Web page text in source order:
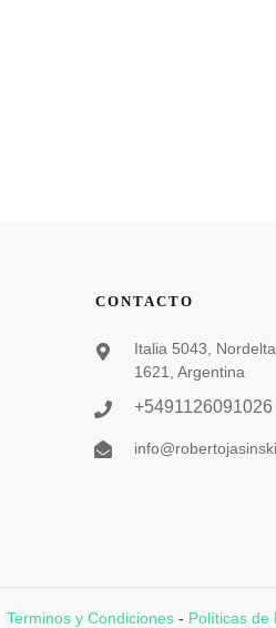
CONTACTO
Italia 5043,
1621, Argentina
+5491126091026
Terminos y Condiciones - Políticas de